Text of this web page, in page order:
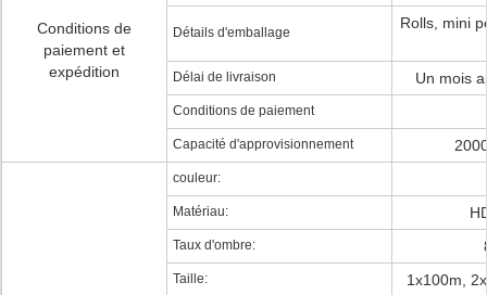
Conditions de
paiement et
expédition
Détails d'emballage
Rolls, mini
Délai de livraison Un mois
Conditions de paiement
Capacité d'approvisionnement
couleur:
Matériau:
Taux d'ombre:
Taille: 1x100m,